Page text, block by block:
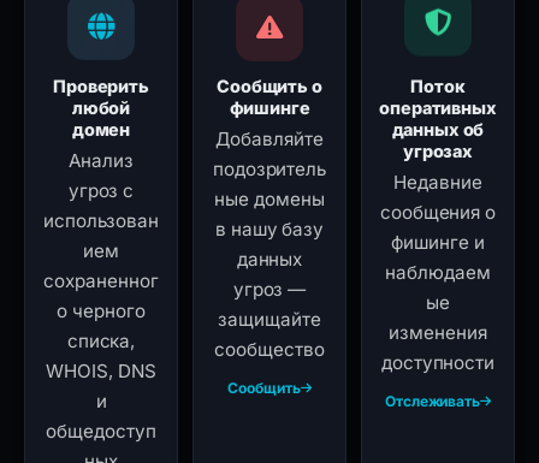
Проверить
любой
домен
Анализ
угроз с
использован
ием
сохраненног
о черного
списка,
WHOIS, DNS
и
общедоступ
Сообщить о
фишинге
Добавляйте
подозритель
ные домены
в нашу базу
данных
угроз —
защищайте
сообщество
Сообщить
Поток
оперативных
данных об
угрозах
Недавние
сообщения о
фишинге и
наблюдаем
ые
изменения
доступности
Отслеживать